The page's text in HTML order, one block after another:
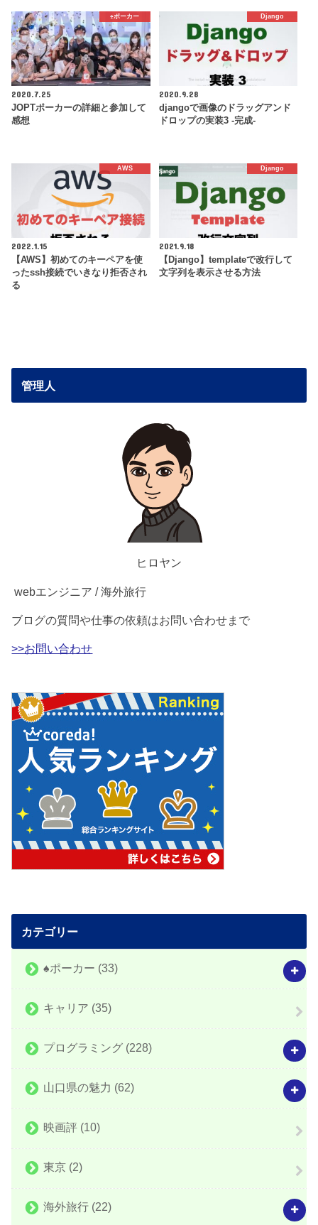
♠️ポーカー
2020.7.25
JOPTポーカーの詳細と参加して
感想
Django
2020.9.28
djangoで画像のドラッグアンド
ドロップの実装3 -完成-
AWS
2022.1.15
【AWS】初めてのキーペアを使
ったssh接続でいきなり拒否され
る
Django
2021.9.18
【Django】templateで改行して
文字列を表示させる方法
管理人
ヒロヤン
webエンジニア / 海外旅行
ブログの質問や仕事の依頼はお問い合わせまで
>>お問い合わせ
カテゴリー
♠️ポーカー (33)
キャリア (35)
プログラミング (228)
山口県の魅力 (62)
映画評 (10)
東京 (2)
海外旅行 (22)